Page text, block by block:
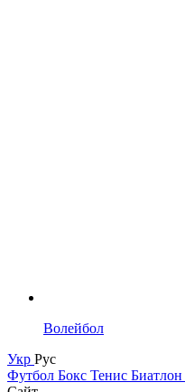
Волейбол
Укр Рус
Футбол Бокс Тенис Биатлон